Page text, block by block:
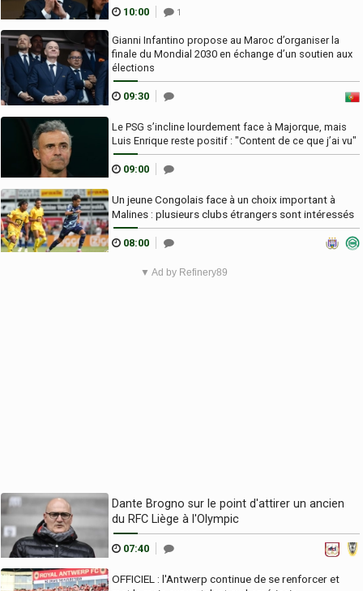
10:00 1
Gianni Infantino propose au Maroc d’organiser la
finale du Mondial 2030 en échange d’un soutien aux
élections
09:30
Le PSG s’incline lourdement face à Majorque, mais
Luis Enrique reste positif : "Content de ce que j’ai vu"
09:00
Un jeune Congolais face à un choix important à
Malines : plusieurs clubs étrangers sont intéressés
08:00
▼ Ad by Refinery89
Dante Brogno sur le point d'attirer un ancien
du RFC Liège à l'Olympic
07:40
OFFICIEL : l'Antwerp continue de se renforcer et